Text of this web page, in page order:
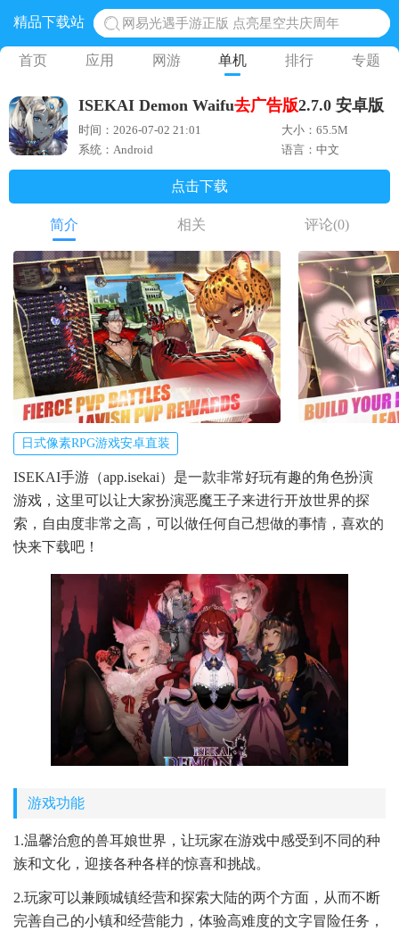
精品下载站
网易光遇手游正版 点亮星空共庆周年
黎明觉醒生机腾讯正版 黎明觉醒生机国际服
蛋仔派对下载 蛋仔派对体验服
奥特曼王者传奇 正版奥特曼游戏
地铁跑酷体验服国际服 地铁跑酷体验服版本
首页 应用 网游 单机 排行 专题
ISEKAI Demon Waifu去广告版2.7.0 安卓版
时间：2026-07-02 21:01
大小：65.5M
系统：Android
语言：中文
点击下载
简介 相关 评论(0)
日式像素RPG游戏安卓直装
ISEKAI手游（app.isekai）是一款非常好玩有趣的角色扮演
游戏，这里可以让大家扮演恶魔王子来进行开放世界的探
索，自由度非常之高，可以做任何自己想做的事情，喜欢的
快来下载吧！
游戏功能
1.温馨治愈的兽耳娘世界，让玩家在游戏中感受到不同的种
族和文化，迎接各种各样的惊喜和挑战。
2.玩家可以兼顾城镇经营和探索大陆的两个方面，从而不断
完善自己的小镇和经营能力，体验高难度的文字冒险任务，